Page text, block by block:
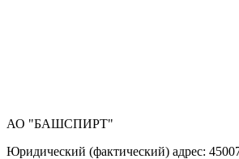
АО "БАШСПИРТ"
Юридический (фактический) адрес: